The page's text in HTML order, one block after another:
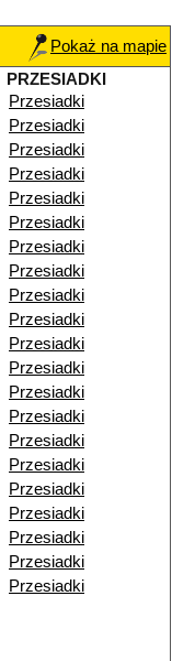
Pokaż na mapie
PRZESIADKI
Przesiadki
Przesiadki
Przesiadki
Przesiadki
Przesiadki
Przesiadki
Przesiadki
Przesiadki
Przesiadki
Przesiadki
Przesiadki
Przesiadki
Przesiadki
Przesiadki
Przesiadki
Przesiadki
Przesiadki
Przesiadki
Przesiadki
Przesiadki
Przesiadki